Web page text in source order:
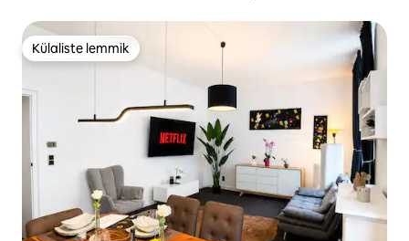
Külaliste lemmik
Külaliste lemmik